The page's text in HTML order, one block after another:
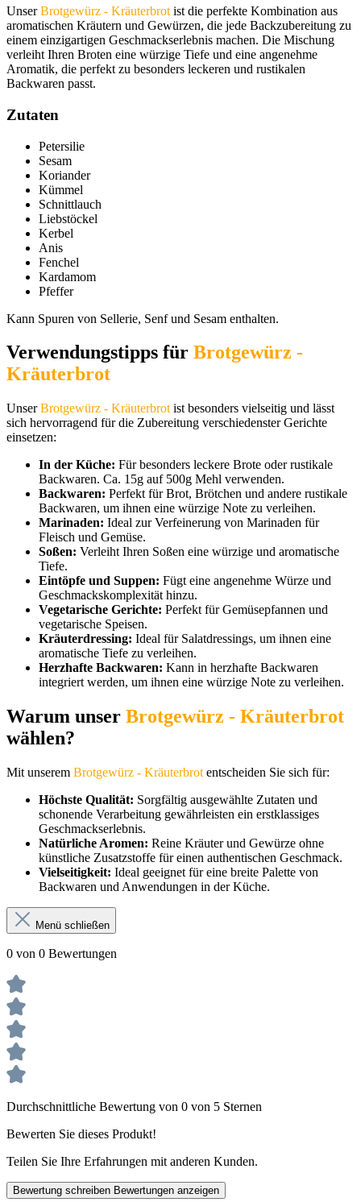
UnserBrotgewürz - Kräuterbrot ist die perfekte Kombination aus
aromatischen Kräutern und Gewürzen, die jede Backzubereitung zu
einem einzigartigen Geschmackserlebnis machen. Die Mischung
verleiht Ihren Broten eine würzige Tiefe und eine angenehme
Aromatik, die perfekt zu besonders leckeren und rustikalen
Backwaren passt.
Zutaten
Petersilie
Sesam
Koriander
Kümmel
Schnittlauch
Liebstöckel
Kerbel
Anis
Fenchel
Kardamom
Pfeffer
Kann Spuren von Sellerie, Senf und Sesam enthalten.
Verwendungstipps für Brotgewürz -
Kräuterbrot
UnserBrotgewürz - Kräuterbrot ist besonders vielseitig und lässt
sich hervorragend für die Zubereitung verschiedenster Gerichte
einsetzen:
In der Küche: Für besonders leckere Brote oder rustikale
Backwaren. Ca. 15g auf 500g Mehl verwenden.
Backwaren: Perfekt für Brot, Brötchen und andere rustikale
Backwaren, um ihnen eine würzige Note zu verleihen.
Marinaden: Ideal zur Verfeinerung von Marinaden für
Fleisch und Gemüse.
Soßen: Verleiht Ihren Soßen eine würzige und aromatische
Tiefe.
Eintöpfe und Suppen: Fügt eine angenehme Würze und
Geschmackskomplexität hinzu.
Vegetarische Gerichte: Perfekt für Gemüsepfannen und
vegetarische Speisen.
Kräuterdressing: Ideal für Salatdressings, um ihnen eine
aromatische Tiefe zu verleihen.
Herzhafte Backwaren: Kann in herzhafte Backwaren
integriert werden, um ihnen eine würzige Note zu verleihen.
Warum unser Brotgewürz - Kräuterbrot
wählen?
Mit unserem Brotgewürz - Kräuterbrot entscheiden Sie sich für:
Höchste Qualität: Sorgfältig ausgewählte Zutaten und
schonende Verarbeitung gewährleisten ein erstklassiges
Geschmackserlebnis.
Natürliche Aromen: Reine Kräuter und Gewürze ohne
künstliche Zusatzstoffe für einen authentischen Geschmack.
Vielseitigkeit: Ideal geeignet für eine breite Palette von
Backwaren und Anwendungen in der Küche.
Menü schließen
0 von 0 Bewertungen
Durchschnittliche Bewertung von 0 von 5 Sternen
Bewerten Sie dieses Produkt!
Teilen Sie Ihre Erfahrungen mit anderen Kunden.
Bewertung schreiben Bewertungen anzeigen